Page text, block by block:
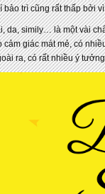
bảo trì cũng rất thấp bởi
da, simily… là một vài
cảm giác mát mẻ, có
ra, có rất nhiều ý